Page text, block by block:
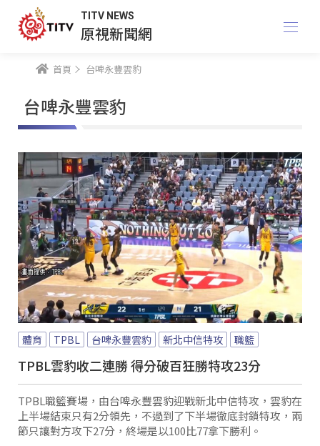
TITV NEWS
原視新聞網
首頁 台啤永豐雲豹
台啤永豐雲豹
體育 TPBL 台啤永豐雲豹 新北中信特攻 職籃
TPBL雲豹收二連勝 得分破百狂勝特攻23分
TPBL職籃賽場，由台啤永豐雲豹迎戰新北中信特攻，雲豹在
上半場結束只有2分領先，不過到了下半場徹底封鎖特攻，兩
節只讓對方攻下27分，終場是以100比77拿下勝利。